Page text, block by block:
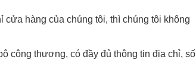
cửa hàng của chúng tôi, thì chúng tôi không
công thương, có đầy đủ thông tin địa chỉ, số